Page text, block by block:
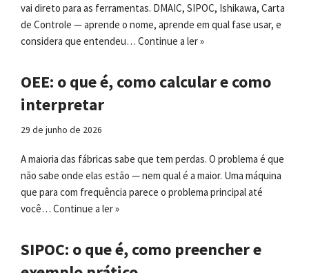
vai direto para as ferramentas. DMAIC, SIPOC, Ishikawa, Carta
de Controle — aprende o nome, aprende em qual fase usar, e
considera que entendeu… Continue a ler »
OEE: o que é, como calcular e como
interpretar
29 de junho de 2026
A maioria das fábricas sabe que tem perdas. O problema é que
não sabe onde elas estão — nem qual é a maior. Uma máquina
que para com frequência parece o problema principal até
você… Continue a ler »
SIPOC: o que é, como preencher e